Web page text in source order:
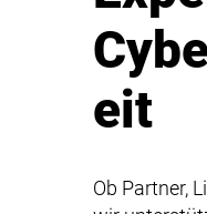
eit
Ob Partner,